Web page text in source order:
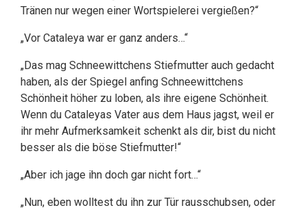
Tränen nur wegen einer Wortspielerei vergießen?“
„Vor Cataleya war er ganz anders…“
„Das mag Schneewittchens Stiefmutter auch gedacht
haben, als der Spiegel anfing Schneewittchens
Schönheit höher zu loben, als ihre eigene Schönheit.
Wenn du Cataleyas Vater aus dem Haus jagst, weil er
ihr mehr Aufmerksamkeit schenkt als dir, bist du nicht
besser als die böse Stiefmutter!“
„Aber ich jage ihn doch gar nicht fort…“
„Nun, eben wolltest du ihn zur Tür rausschubsen, oder